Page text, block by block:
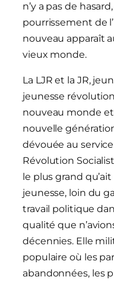
n’y a pas de
pourrissement de
nouveau apparaît
vieux monde.
La LJR et la JR,
jeunesse
nouveau monde
nouvelle
dévouée au
Révolution
le plus grand
jeunesse, loin du
travail politique
qualité que
décennies. Elle
populaire où les
abandonnées, les